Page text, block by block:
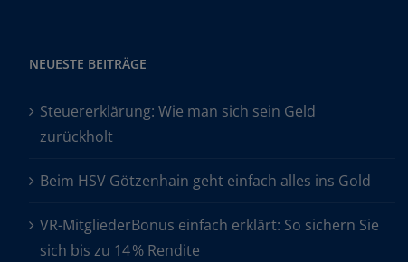
NEUESTE BEITRÄGE
Steuererklärung: Wie man sich sein Geld
zurückholt
Beim HSV Götzenhain geht einfach alles ins Gold
VR-MitgliederBonus einfach erklärt: So sichern Sie
sich bis zu 14 % Rendite